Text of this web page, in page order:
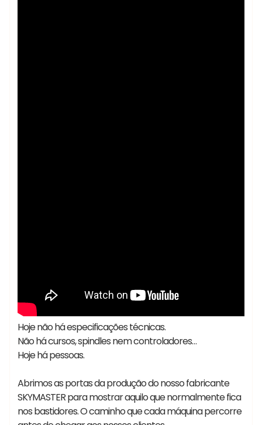
Hoje não há especificações técnicas.
Não há cursos, spindles nem controladores…
Hoje há pessoas.
Abrimos as portas da produção do nosso fabricante
SKYMASTER para mostrar aquilo que normalmente fica
nos bastidores. O caminho que cada máquina percorre